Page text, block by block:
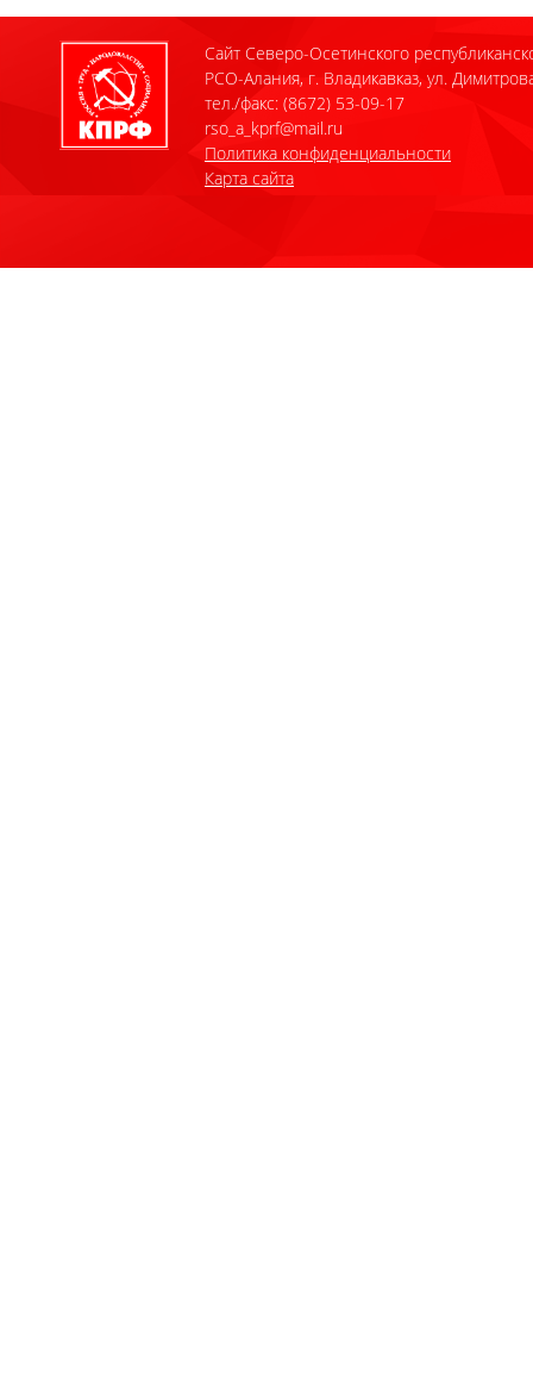
Сайт Северо-Осетинского
РСО-Алания, г. Владикавказ, ул.
тел./факс: (8672) 53-09-17
rso_a_kprf@mail.ru
Политика конфиденциальности
Карта сайта